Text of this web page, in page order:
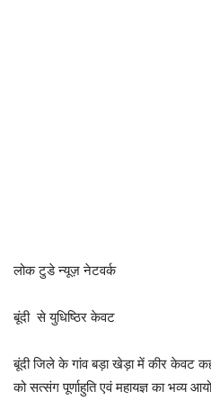
लोक टुडे न्यूज़ नेटवर्क
बूंदी से युधिष्ठिर केवट
बूंदी जिले के गांव बड़ा खेड़ा में कीर केवट
को सत्संग पूर्णाहुति एवं महायज्ञ का भव्य